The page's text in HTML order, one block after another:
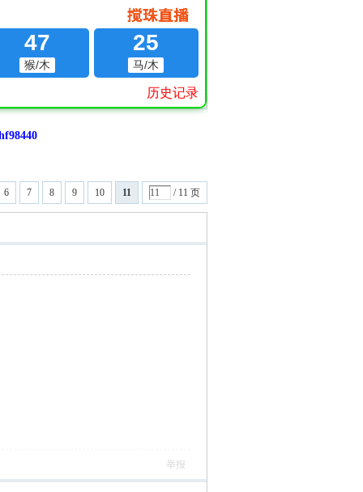
6 7 8 9 10 11 / 11 页
举报